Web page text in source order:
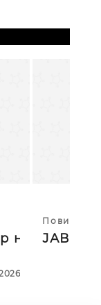
тројца
Повици
ЈАВЕН